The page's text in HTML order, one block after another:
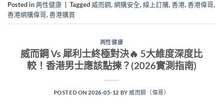
Posted in两性健康 Tagged 威而鋼,網購安全,線上訂購,香港,香港偉哥,
香港網購偉哥,香港購買
两性健康
威而鋼 Vs 犀利士終極對決🔥 5大維度深度比
較！香港男士應該點揀？(2026實測指南)
POSTED ON2026-05-12 BY 威而鋼（偉哥）